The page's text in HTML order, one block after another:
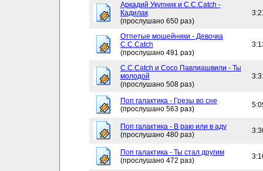
Аркадий Укупник и C.C.Catch -
Кадилак
(прослушано 650 раз)
Отпетые мошейники - Девочка
C.C.Catch
(прослушано 491 раз)
C.C.Catch и Сосо Павлиашвили - Ты
молодой
(прослушано 508 раз)
Поп галактика - Грезы во сне
(прослушано 563 раз)
Поп галактика - В раю или в аду
(прослушано 480 раз)
Поп галактика - Ты стал другим
(прослушано 472 раз)